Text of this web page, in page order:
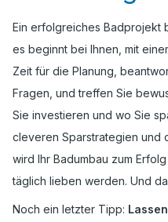
Ein erfolgreiches Badprojekt
es beginnt bei Ihnen, mit
Zeit für die Planung,
Fragen, und treffen Sie
Sie investieren und wo Sie
cleveren Sparstrategien und
wird Ihr Badumbau zum
täglich lieben werden. Und
Noch ein letzter Tipp: